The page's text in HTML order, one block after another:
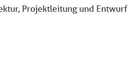
Projektleitung und Entwurf